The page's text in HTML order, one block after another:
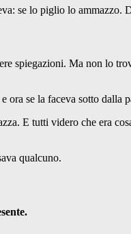
se lo piglio lo ammazzo.
spiegazioni. Ma non lo
se la faceva sotto dalla
E tutti videro che era
qualcuno.